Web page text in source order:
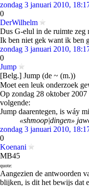
zondag 3 januari 2010,
0
DerWilhelm
Dus G-elul in de ruimte zeg
Ik ben niet gek want ik ben
zondag 3 januari 2010,
0
Jump
[Belg.] Jump (de ~ (m.))
Moet een leuk onderzoek
Op zondag 28 oktober
volgende:
Jump daarentegen, is wáy
«shmoop|dingen»
zondag 3 januari 2010,
0
Koenani
MB45
quote:
Aangezien de antwoorden
blijken, is dit het bewijs dat